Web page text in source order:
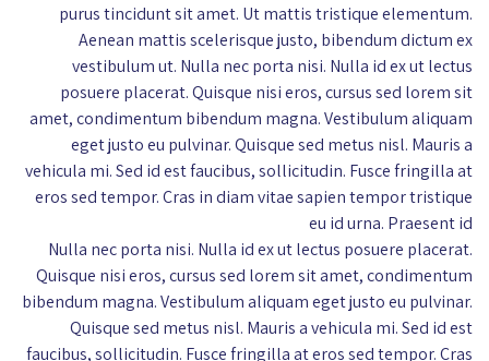
purus tincidunt sit amet. Ut mattis tristique elementum.
Aenean mattis scelerisque justo, bibendum dictum ex
vestibulum ut. Nulla nec porta nisi. Nulla id ex ut lectus
posuere placerat. Quisque nisi eros, cursus sed lorem sit
amet, condimentum bibendum magna. Vestibulum aliquam
eget justo eu pulvinar. Quisque sed metus nisl. Mauris a
vehicula mi. Sed id est faucibus, sollicitudin. Fusce fringilla at
eros sed tempor. Cras in diam vitae sapien tempor tristique
eu id urna. Praesent id
Nulla nec porta nisi. Nulla id ex ut lectus posuere placerat.
Quisque nisi eros, cursus sed lorem sit amet, condimentum
bibendum magna. Vestibulum aliquam eget justo eu pulvinar.
Quisque sed metus nisl. Mauris a vehicula mi. Sed id est
faucibus, sollicitudin. Fusce fringilla at eros sed tempor. Cras